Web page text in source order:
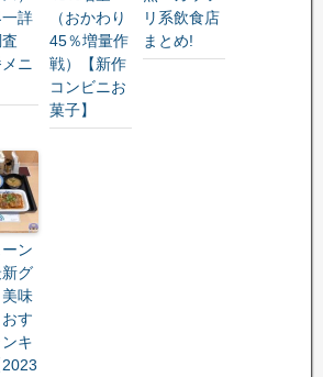
詳
メニ
（おかわり
45％増量作
戦）【新作
コンビニお
菓子】
リ系飲食店
まとめ!
ーン
グ
味
す
キ